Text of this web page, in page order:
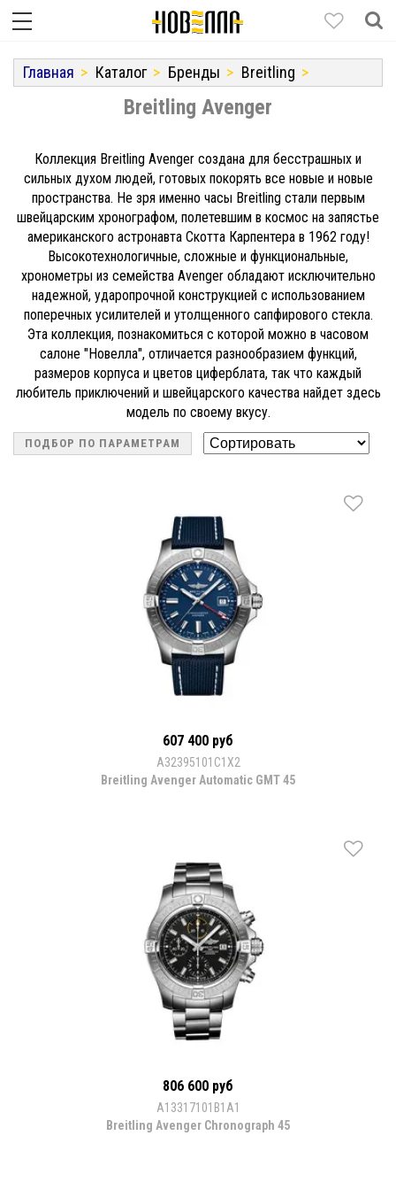
Главная Каталог Бренды Breitling
Breitling Avenger
Коллекция Breitling Avenger создана для бесстрашных и
сильных духом людей, готовых покорять все новые и новые
пространства. Не зря именно часы Breitling стали первым
швейцарским хронографом, полетевшим в космос на запястье
американского астронавта Скотта Карпентера в 1962 году!
Высокотехнологичные, сложные и функциональные,
хронометры из семейства Avenger обладают исключительно
надежной, ударопрочной конструкцией с использованием
поперечных усилителей и утолщенного сапфирового стекла.
Эта коллекция, познакомиться с которой можно в часовом
салоне "Новелла", отличается разнообразием функций,
размеров корпуса и цветов циферблата, так что каждый
любитель приключений и швейцарского качества найдет здесь
модель по своему вкусу.
ПОДБОР ПО ПАРАМЕТРАМ
607 400 руб
A32395101C1X2
Breitling Avenger Automatic GMT 45
806 600 руб
A13317101B1A1
Breitling Avenger Chronograph 45